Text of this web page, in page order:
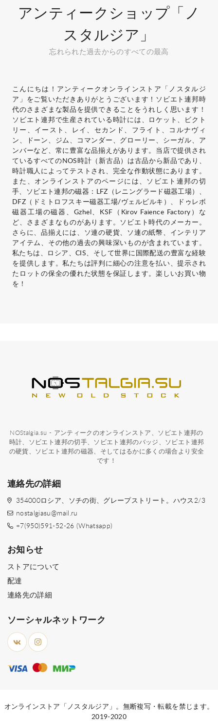
アンティークショップ「ノ
スタルジア」
忘れられた過去からのすべての最高
こんにちは！アンティークオンラインストア「ノスタルジ
ア」をご覧いただきありがとうございます！ソビエト連邦時
代のさまざまな製品を提供できることをうれしく思います！
ソビエト連邦で生産されている時計には、ロケット、ビクト
リー、イースト、レイ、セカンド、フライト、コルナヴィ
ン、ドーン、ジム、コマンダー、グローリー、シーガル、ア
ンバーなど、常に豊富な品揃えがあります。当店で提供され
ているすべてのNOS時計（新古品）は古品から新品であり、
時計職人によってテストされ、完全な作動状態にあります。
また、オンラインストアのページには、ソビエト連邦の切
手、ソビエト連邦の磁器：LFZ（レニングラード磁器工場）、
DFZ（ドミトロフスキー磁器工場/ヴェルビルキ）、ドゥレボ
磁器工場の磁器、Gzhel、KSF（Kirov Faience Factory）な
ど、さまざまなものがあります。ソビエト時代のメーカー。
さらに、品揃えには、ソ連の硬貨、ソ連の紙幣、インテリア
アイテム、その他の過去の興味深いものが含まれています。
私たちは、ロシア、CIS、そして世界に国際配送の豊富な経験
を提供します。私たちは評判に細心の注意を払い、提示され
たロットの保全の優れた状態を保証します。楽しいお買い物
を！
NOStalgia.su - アンティークのオンラインストア、ソビエト連邦の
時計、ソビエト連邦の切手、ソビエト連邦のバッジ、ソビエト連邦
の硬貨、ソビエト連邦の磁器、そしてはるかに多くの場合より安全
です！
連絡先の詳細
354000ロシア、ソチの街、グレープストリート。ハウス2/3
nostalgiasu@mail.ru
+7(950)591-52-26 (Whatsapp)
お知らせ
ストアについて
配達
連絡先の詳細
ソーシャルネットワーク
オンラインストア「ノスタルジア」。無断複写・転載を禁じます。
2019-2020